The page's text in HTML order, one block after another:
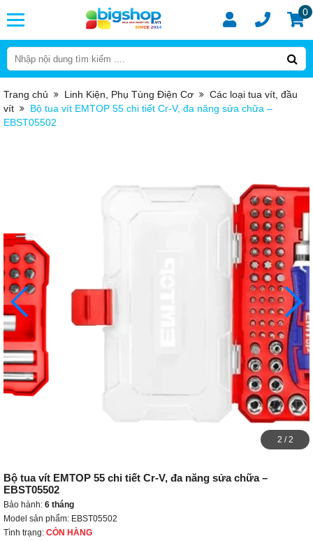
0
Trang chủ Linh Kiện, Phụ Tùng Điện Cơ
Các loại tua vít, đầu
vít
Bộ tua vít EMTOP 55 chi tiết Cr-V, đa năng sửa chữa –
EBST05502
2 /2
Bộ tua vít EMTOP 55 chi tiết Cr-V, đa năng sửa chữa –
EBST05502
Bảo hành: 6 tháng
Model sản phẩm: EBST05502
Tình trạng: CÒN HÀNG